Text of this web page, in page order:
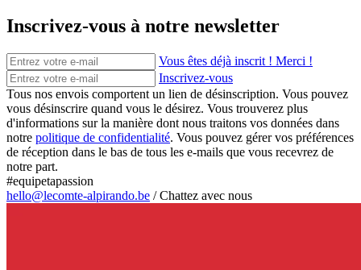
Inscrivez-vous à notre newsletter
Vous êtes déjà inscrit ! Merci !
Inscrivez-vous
Tous nos envois comportent un lien de désinscription. Vous pouvez
vous désinscrire quand vous le désirez. Vous trouverez plus
d'informations sur la manière dont nous traitons vos données dans
notre politique de confidentialité. Vous pouvez gérer vos préférences
de réception dans le bas de tous les e-mails que vous recevrez de
notre part.
#equipetapassion
hello@lecomte-alpirando.be /Chattez avec nous